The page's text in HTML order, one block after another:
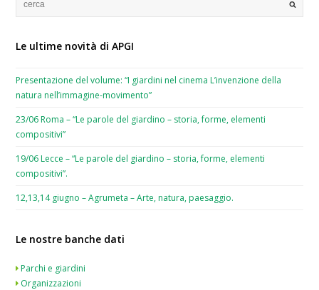
Le ultime novità di APGI
Presentazione del volume: “I giardini nel cinema L’invenzione della
natura nell’immagine-movimento”
23/06 Roma – “Le parole del giardino – storia, forme, elementi
compositivi”
19/06 Lecce – “Le parole del giardino – storia, forme, elementi
compositivi”.
12,13,14 giugno – Agrumeta – Arte, natura, paesaggio.
Le nostre banche dati
Parchi e giardini
Organizzazioni